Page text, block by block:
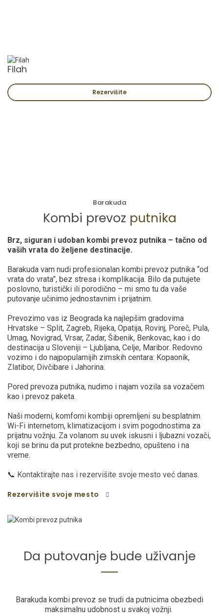
Filah
Rezervišite
Barakuda
Kombi prevoz putnika
Brz, siguran i udoban kombi prevoz putnika – tačno od
vaših vrata do željene destinacije.
Barakuda vam nudi profesionalan kombi prevoz putnika “od
vrata do vrata”, bez stresa i komplikacija. Bilo da putujete
poslovno, turistički ili porodično – mi smo tu da vaše
putovanje učinimo jednostavnim i prijatnim.
Prevozimo vas iz Beograda ka najlepšim gradovima
Hrvatske – Split, Zagreb, Rijeka, Opatija, Rovinj, Poreč, Pula,
Umag, Novigrad, Vrsar, Zadar, Šibenik, Benkovac, kao i do
destinacija u Sloveniji – Ljubljana, Celje, Maribor. Redovno
vozimo i do najpopularnijih zimskih centara: Kopaonik,
Zlatibor, Divčibare i Jahorina.
Pored prevoza putnika, nudimo i najam vozila sa vozačem
kao i prevoz paketa.
Naši moderni, komforni kombiji opremljeni su besplatnim
Wi-Fi internetom, klimatizacijom i svim pogodnostima za
prijatnu vožnju. Za volanom su uvek iskusni i ljubazni vozači,
koji se brinu da put protekne bezbedno, opušteno i na
vreme.
📞 Kontaktirajte nas i rezervišite svoje mesto već danas.
Rezervišite svoje mesto
Da putovanje bude uživanje
Barakuda kombi prevoz se trudi da putnicima obezbedi
maksimalnu udobnost u svakoj vožnji.